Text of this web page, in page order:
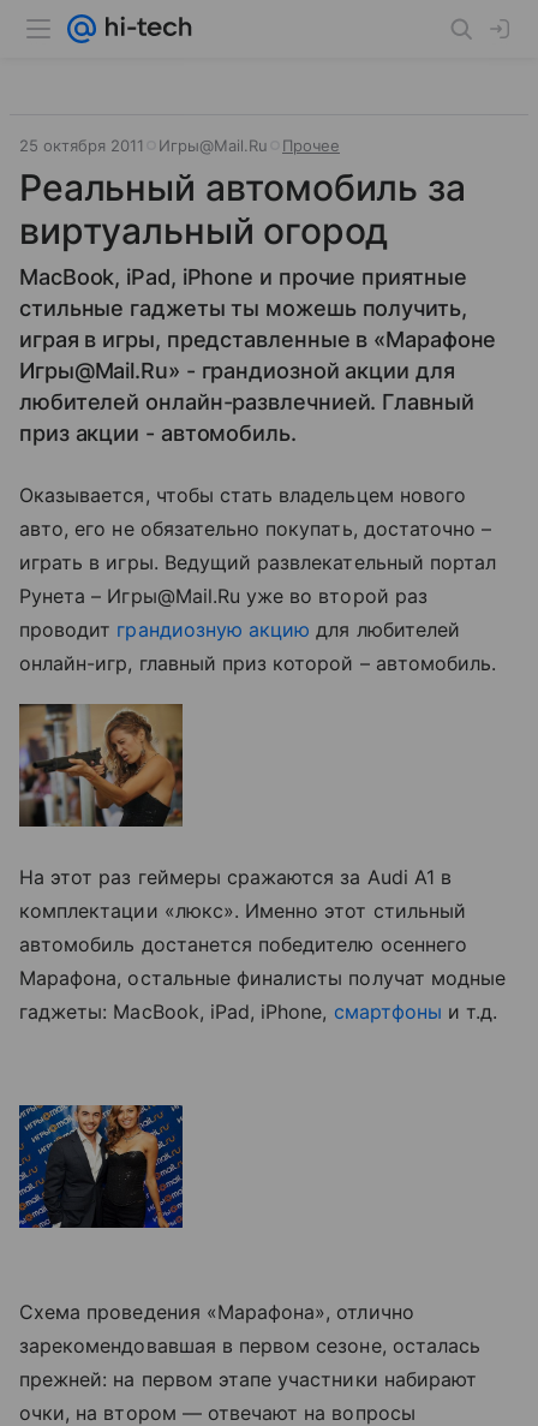
25 октября 2011 Игры@Mail.Ru Прочее
Реальный автомобиль за
виртуальный огород
MacBook, iPad, iPhone и прочие приятные
стильные гаджеты ты можешь получить,
играя в игры, представленные в «Марафоне
Игры@Mail.Ru» - грандиозной акции для
любителей онлайн-развлечнией. Главный
приз акции - автомобиль.
Оказывается, чтобы стать владельцем нового
авто, его не обязательно покупать, достаточно –
играть в игры. Ведущий развлекательный портал
Рунета – Игры@Mail.Ru уже во второй раз
проводит грандиозную акцию для любителей
онлайн-игр, главный приз которой – автомобиль.
На этот раз геймеры сражаются за Audi A1 в
комплектации «люкс». Именно этот стильный
автомобиль достанется победителю осеннего
Марафона, остальные финалисты получат модные
гаджеты: MacBook, iPad, iPhone, смартфоны и т.д.
Схема проведения «Марафона», отлично
зарекомендовавшая в первом сезоне, осталась
прежней: на первом этапе участники набирают
очки, на втором — отвечают на вопросы